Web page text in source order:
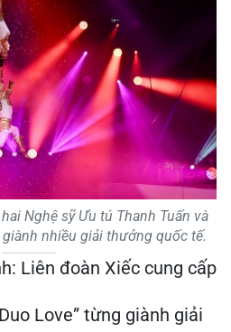
Nghệ sỹ Ưu tú Thanh Tuấn và
nhiều giải thưởng quốc tế.
Liên đoàn Xiếc cung cấp
Love” từng giành giải